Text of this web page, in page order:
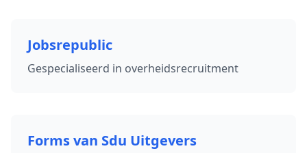
Jobsrepublic
Gespecialiseerd in overheidsrecruitment
Forms van Sdu Uitgevers